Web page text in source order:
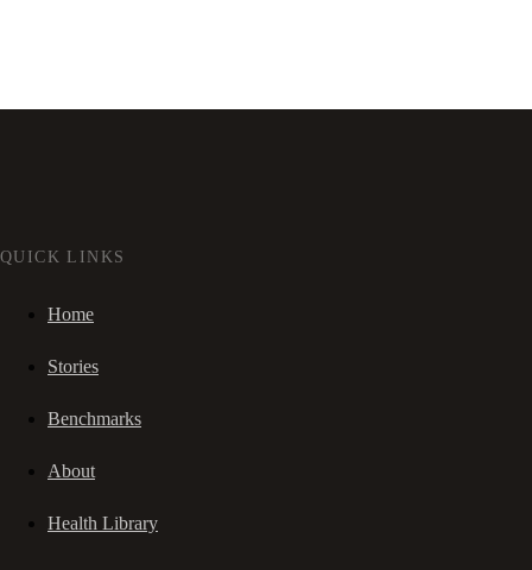
QUICK LINKS
Home
Stories
Benchmarks
About
Health Library